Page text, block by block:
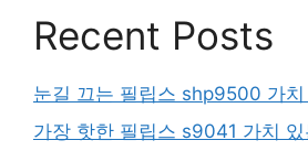
Recent Posts
눈길 끄는 필립스 shp9500 가치
가장 핫한 필립스 s9041 가치 있